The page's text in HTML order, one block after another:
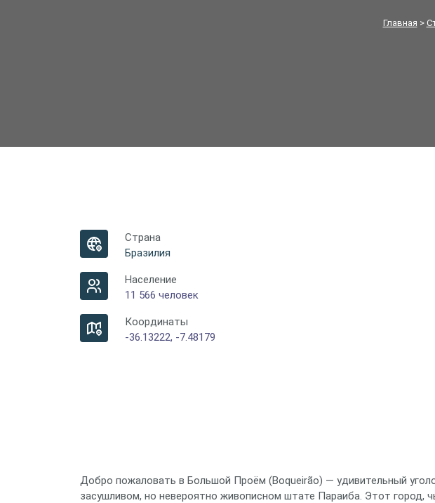
Главная >
Страна
Бразилия
Население
11 566 человек
Координаты
-36.13222, -7.48179
Добро пожаловать в Большой Проём (Boqueirão) — удивительный
засушливом, но невероятно живописном штате Параиба. Этот город,